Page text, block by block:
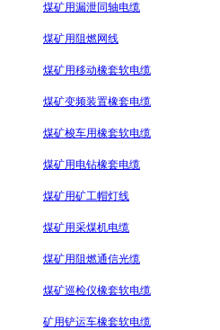
煤矿用漏泄同轴电缆
煤矿用阻燃网线
煤矿用移动橡套软电缆
煤矿变频装置橡套电缆
煤矿梭车用橡套软电缆
煤矿用电钻橡套电缆
煤矿用矿工帽灯线
煤矿用采煤机电缆
煤矿用阻燃通信光缆
煤矿巡检仪橡套软电缆
矿用铲运车橡套软电缆